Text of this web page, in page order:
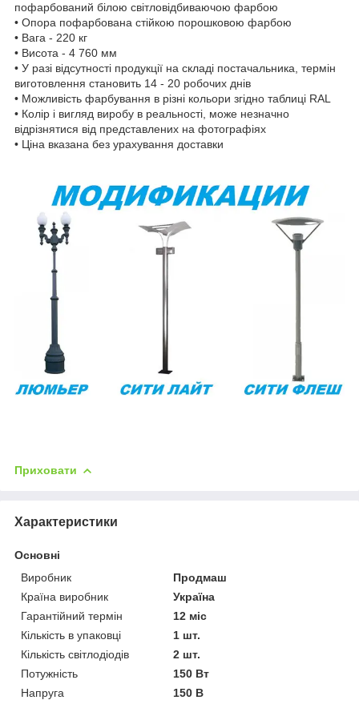
пофарбований білою світловідбиваючою фарбою
• Опора пофарбована стійкою порошковою фарбою
• Вага - 220 кг
• Висота - 4 760 мм
• У разі відсутності продукції на складі постачальника, термін
виготовлення становить 14 - 20 робочих днів
• Можливість фарбування в різні кольори згідно таблиці RAL
• Колір і вигляд виробу в реальності, може незначно
відрізнятися від представлених на фотографіях
• Ціна вказана без урахування доставки
Приховати
Характеристики
Основні
Виробник
Продмаш
Країна виробник
Україна
Гарантійний термін
12 міс
Кількість в упаковці
1 шт.
Кількість світлодіодів
2 шт.
Потужність
150 Вт
Напруга
150 В